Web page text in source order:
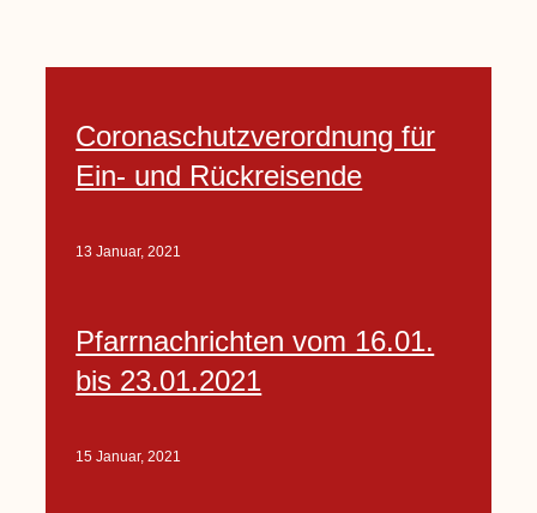
Coronaschutzverordnung für
Ein- und Rückreisende
13 Januar, 2021
Pfarrnachrichten vom 16.01.
bis 23.01.2021
15 Januar, 2021